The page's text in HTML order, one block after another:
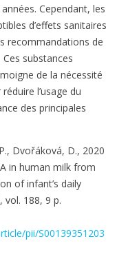
Cependant, les
d’effets sanitaires
recommandations de
Ces substances
de la nécessité
l’usage du
des principales
Dvořáková, D., 2020
in human milk from
of infant’s daily
, vol. 188, 9 p.
pii/S00139351203